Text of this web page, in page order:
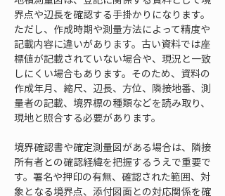
界点や辺長を確認する手掛かりになります。
ただし、作成時期や測量方法によって精度や
記載内容に違いがあります。古い資料では座
標値が記載されていない場合や、現況と一致
しにくい場合もあります。そのため、資料の
作成年月、縮尺、辺長、方位、隣接地番、測
量者の記載、境界標の種類などを読み取り、
現地と照合する必要があります。
境界確認書や確定測量図がある場合は、隣接
所有者との確認経緯を把握するうえで重要で
す。署名や押印の有無、確認された範囲、対
象となる境界点、添付図面との対応関係を確